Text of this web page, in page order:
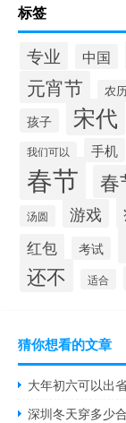
标签
专业 中国
元宵节 农
孩子 宋代
我们可以 手机
春节 春
汤圆 游戏
红包 考试
还不 适合
猜你想看的文章
大年初六可以出
深圳冬天穿多少